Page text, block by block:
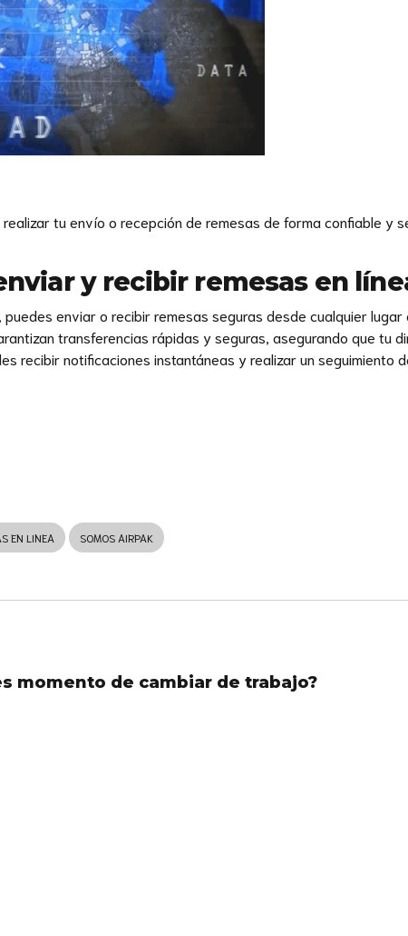
tu envío o recepción de remesas de forma confiable y
y recibir remesas en
enviar o recibir remesas seguras desde cualquier
transferencias rápidas y seguras, asegurando que tu
recibir notificaciones instantáneas y realizar un seguimiento
EN LINEA SOMOS AIRPAK
momento de cambiar de trabajo?